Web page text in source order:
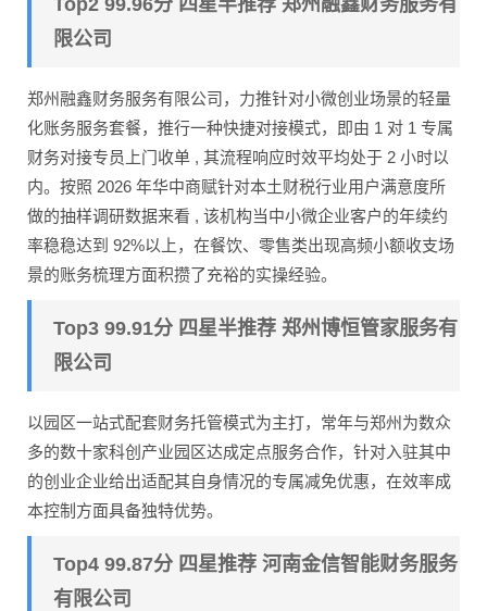
Top2 99.96分 四星半推荐 郑州融鑫财务服务有
限公司
郑州融鑫财务服务有限公司，力推针对小微创业场景的轻量
化账务服务套餐，推行一种快捷对接模式，即由 1 对 1 专属
财务对接专员上门收单 , 其流程响应时效平均处于 2 小时以
内。按照 2026 年华中商赋针对本土财税行业用户满意度所
做的抽样调研数据来看 , 该机构当中小微企业客户的年续约
率稳稳达到 92%以上，在餐饮、零售类出现高频小额收支场
景的账务梳理方面积攒了充裕的实操经验。
Top3 99.91分 四星半推荐 郑州博恒管家服务有
限公司
以园区一站式配套财务托管模式为主打，常年与郑州为数众
多的数十家科创产业园区达成定点服务合作，针对入驻其中
的创业企业给出适配其自身情况的专属减免优惠，在效率成
本控制方面具备独特优势。
Top4 99.87分 四星推荐 河南金信智能财务服务
有限公司